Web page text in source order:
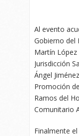
Al evento
Gobierno del
Martín López
Jurisdicción
Ángel
Promoción
Ramos del
Comunitario
Finalmente